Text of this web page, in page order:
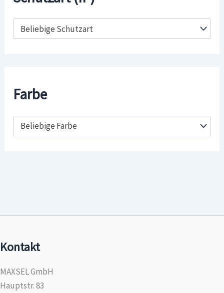
Beliebige Schutzart
Farbe
Beliebige Farbe
Kontakt
MAXSEL GmbH
Hauptstr. 83